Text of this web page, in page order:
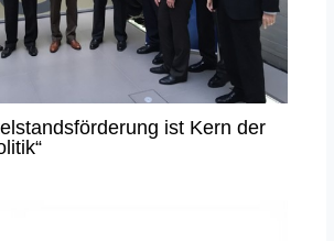
ist Kern der